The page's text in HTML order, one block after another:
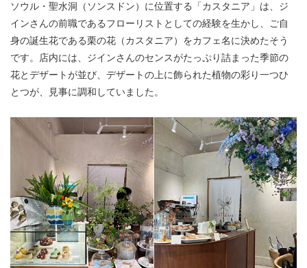
ソウル・聖水洞（ソンスドン）に位置する「カスタニア」は、ジ
インさんの前職であるフローリストとしての経験を生かし、ご自
身の誕生花である栗の花（カスタニア）をカフェ名に決めたそう
です。店内には、ジインさんのセンスがたっぷり詰まった季節の
花とデザートが並び、デザートの上に飾られた植物の彩り一つひ
とつが、見事に調和していました。